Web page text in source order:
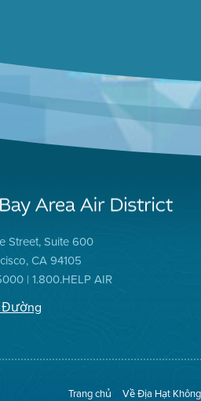
Street, Suite 600
CA 94105
| 1.800.HELP AIR
Đường
Trang chủ
Về Địa Hạt